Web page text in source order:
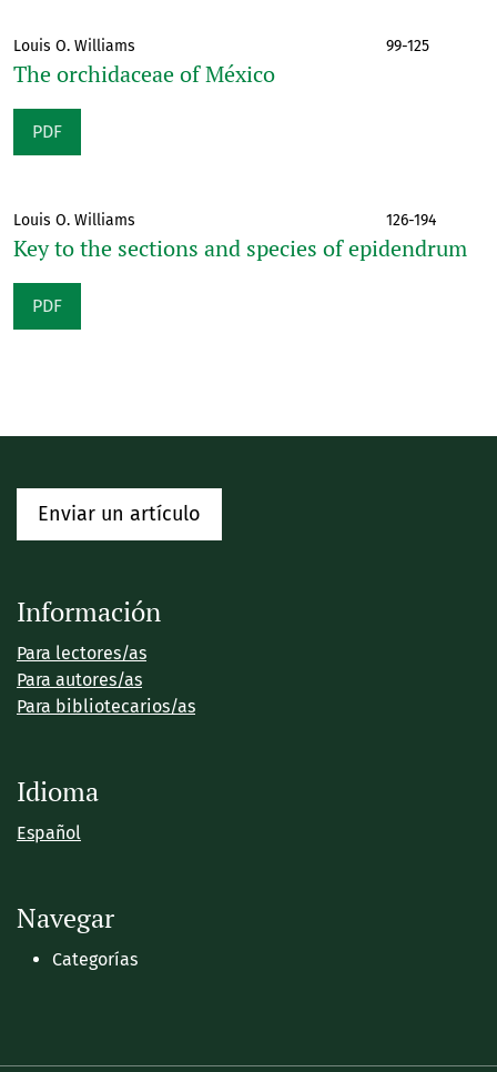
Louis O. Williams 99-125
The orchidaceae of México
PDF
Louis O. Williams 126-194
Key to the sections and species of epidendrum
PDF
Enviar un artículo
Información
Para lectores/as
Para autores/as
Para bibliotecarios/as
Idioma
Español
Navegar
Categorías